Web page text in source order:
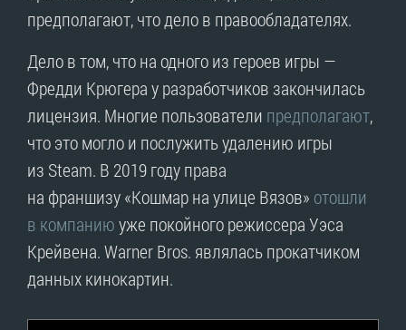
предполагают, что дело в правообладателях.
Дело в том, что на одного из героев игры —
Фредди Крюгера у разработчиков закончилась
лицензия. Многие пользователи предполагают,
что это могло и послужить удалению игры
из Steam. В 2019 году права
на франшизу «Кошмар на улице Вязов» отошли
в компаниюуже покойного режиссера Уэса
Крейвена. Warner Bros. являлась прокатчиком
данных кинокартин.